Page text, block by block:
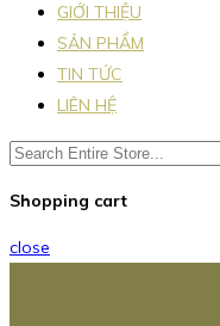
GIỚI THIỆU
SẢN PHẨM
TIN TỨC
LIÊN HỆ
Shopping cart
close